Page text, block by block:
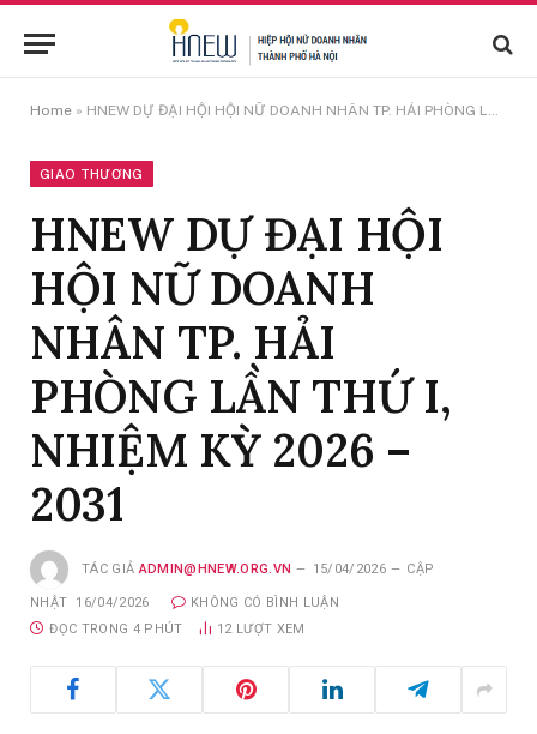
Home » HNEW DỰ ĐẠI HỘI HỘI NỮ DOANH NHÂN TP. HẢI PHÒNG LẦN THỨ I, NHIỆM KỲ 2026 – 2031
GIAO THƯƠNG
HNEW DỰ ĐẠI HỘI
HỘI NỮ DOANH
NHÂN TP. HẢI
PHÒNG LẦN THỨ I,
NHIỆM KỲ 2026 –
2031
TÁC GIẢ ADMIN@HNEW.ORG.VN 15/04/2026 CẬP
NHẬT 16/04/2026
KHÔNG CÓ BÌNH LUẬN
ĐỌC TRONG 4 PHÚT
12 LƯỢT XEM